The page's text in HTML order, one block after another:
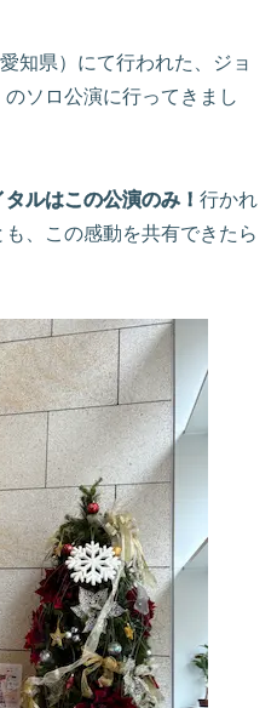
知県）にて行われた、ジョ
ソロ公演に行ってきまし
ルはこの公演のみ！ 行かれ
、この感動を共有できたら